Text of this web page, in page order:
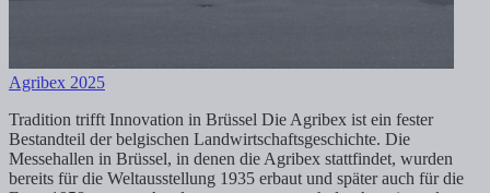
Agribex 2025
Tradition trifft Innovation in Brüssel Die Agribex ist ein fester
Bestandteil der belgischen Landwirtschaftsgeschichte. Die
Messehallen in Brüssel, in denen die Agribex stattfindet, wurden
bereits für die Weltausstellung 1935 erbaut und später auch für die